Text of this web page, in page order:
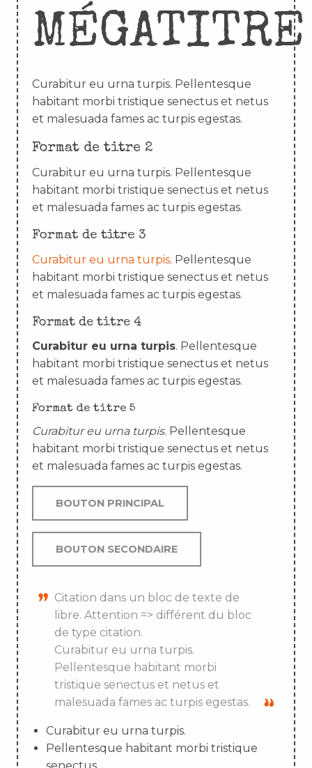
MÉGATITRE
Curabitur eu urna turpis. Pellentesque
habitant morbi tristique senectus et netus
et malesuada fames ac turpis egestas.
Format de titre 2
Curabitur eu urna turpis. Pellentesque
habitant morbi tristique senectus et netus
et malesuada fames ac turpis egestas.
Format de titre 3
Curabitur eu urna turpis. Pellentesque
habitant morbi tristique senectus et netus
et malesuada fames ac turpis egestas.
Format de titre 4
Curabitur eu urna turpis. Pellentesque
habitant morbi tristique senectus et netus
et malesuada fames ac turpis egestas.
Format de titre 5
Curabitur eu urna turpis. Pellentesque
habitant morbi tristique senectus et netus
et malesuada fames ac turpis egestas.
BOUTON PRINCIPAL
BOUTON SECONDAIRE
Citation dans un bloc de texte de
libre. Attention => différent du bloc
de type citation.
Curabitur eu urna turpis.
Pellentesque habitant morbi
tristique senectus et netus et
malesuada fames ac turpis egestas.
Curabitur eu urna turpis.
Pellentesque habitant morbi tristique